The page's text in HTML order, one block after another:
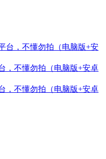
，不懂勿拍（电脑版+安卓
，不懂勿拍（电脑版+安卓